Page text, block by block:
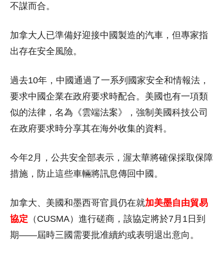
不謀而合。
加拿大人已準備好迎接中國製造的汽車，但專家指
出存在安全風險。
過去10年，中國通過了一系列國家安全和情報法，
要求中國企業在政府要求時配合。美國也有一項類
似的法律，名為《雲端法案》，強制美國科技公司
在政府要求時分享其在海外收集的資料。
今年2月，公共安全部表示，渥太華將確保採取保障
措施，防止這些車輛將訊息傳回中國。
加拿大、美國和墨西哥官員仍在就加美墨自由貿易
協定 （CUSMA）進行磋商，該協定將於7月1日到
期——屆時三國需要批准續約或表明退出意向。